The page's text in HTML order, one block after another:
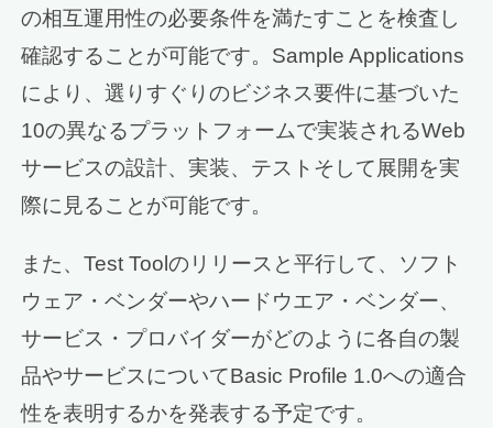
の相互運用性の必要条件を満たすことを検査し
確認することが可能です。Sample Applications
により、選りすぐりのビジネス要件に基づいた
10の異なるプラットフォームで実装されるWeb
サービスの設計、実装、テストそして展開を実
際に見ることが可能です。
また、Test Toolのリリースと平行して、ソフト
ウェア・ベンダーやハードウエア・ベンダー、
サービス・プロバイダーがどのように各自の製
品やサービスについてBasic Profile 1.0への適合
性を表明するかを発表する予定です。